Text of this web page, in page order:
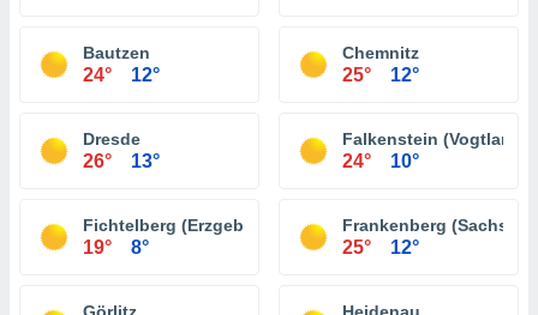
Bautzen
24° 12°
Chemnitz
25° 12°
Dresde
26° 13°
Falkenstein (Vogtland)
24° 10°
Fichtelberg (Erzgebirge)
19° 8°
Frankenberg (Sachsen)
25° 12°